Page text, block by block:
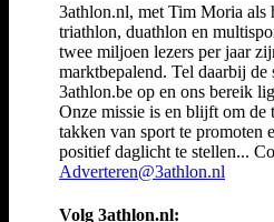
3athlon.nl, met Tim Moria als
triathlon, duathlon en
twee miljoen lezers per jaar
marktbepalend. Tel daarbij
3athlon.be op en ons bereik
Onze missie is en blijft om de
takken van sport te promoten
positief daglicht te stellen...
Adverteren@3athlon.nl
Volg 3athlon.nl: